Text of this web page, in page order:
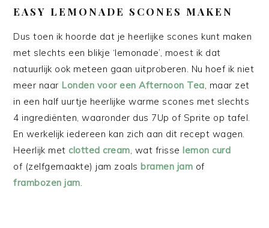
EASY LEMONADE SCONES MAKEN
Dus toen ik hoorde dat je heerlijke scones kunt maken
met slechts een blikje ‘lemonade’, moest ik dat
natuurlijk ook meteen gaan uitproberen. Nu hoef ik niet
meer naar Londen voor een Afternoon Tea, maar zet
in een half uurtje heerlijke warme scones met slechts
4 ingrediënten, waaronder dus 7Up of Sprite op tafel.
En werkelijk iedereen kan zich aan dit recept wagen.
Heerlijk metclotted cream, wat frisse lemon curd
of (zelfgemaakte) jam zoalsbramen jam of
frambozen jam.